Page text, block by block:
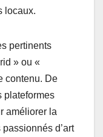
locaux.
pertinents
» ou «
contenu. De
plateformes
améliorer la
d’art